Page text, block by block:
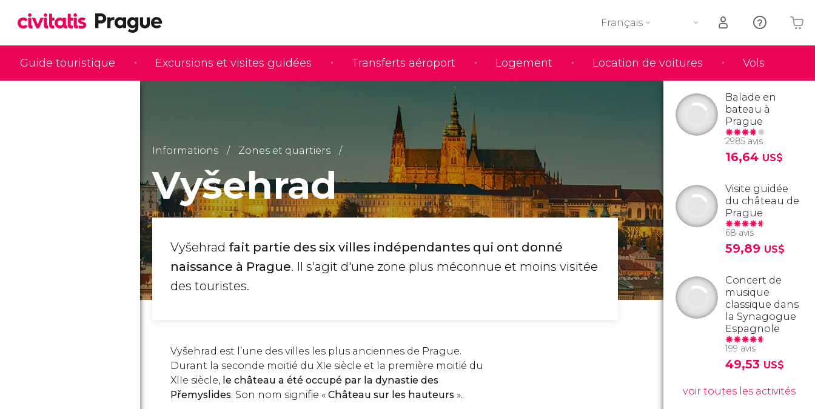
Guide touristique Excursions et visites guidées Transferts aéroport Logement Location de voitures Vols
Français
Votre panier est vide
Informations Zones et quartiers
Vyšehrad
Vyšehrad fait partie des six villes indépendantes qui ont donné
naissance à Prague. Il s'agit d'une zone plus méconnue et moins visitée
des touristes.
Vyšehrad est l’une des villes les plus anciennes de Prague.
Durant la seconde moitié du XIe siècle et la première moitié du
XIIe siècle, le château a été occupé par la dynastie des
Přemyslides. Son nom signifie « Château sur les hauteurs ».
Balade en
bateau à
Prague
2985 avis
16,64 US$
Visite guidée
du château de
Prague
68 avis
59,89 US$
Concert de
musique
classique dans
la Synagogue
Espagnole
199 avis
49,53 US$
voir toutes les activités